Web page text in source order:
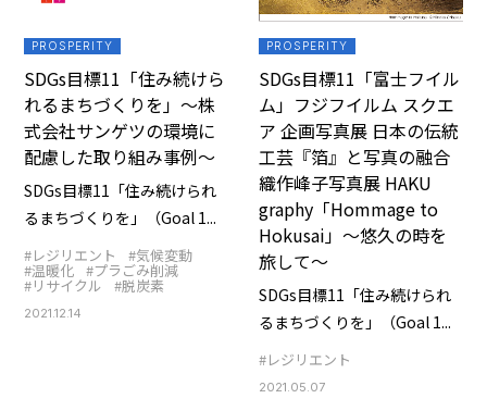
PROSPERITY
SDGs目標11「住み続けら
れるまちづくりを」～株
式会社サンゲツの環境に
配慮した取り組み事例～
SDGs目標11「住み続けられ
るまちづくりを」（Goal 1...
#レジリエント #気候変動
#温暖化 #プラごみ削減
#リサイクル #脱炭素
2021.12.14
PROSPERITY
SDGs目標11「富士フイル
ム」フジフイルム スクエ
ア 企画写真展 日本の伝統
工芸『箔』と写真の融合
織作峰子写真展 HAKU
graphy「Hommage to
Hokusai」～悠久の時を
旅して～
SDGs目標11「住み続けられ
るまちづくりを」（Goal 1...
#レジリエント
2021.05.07